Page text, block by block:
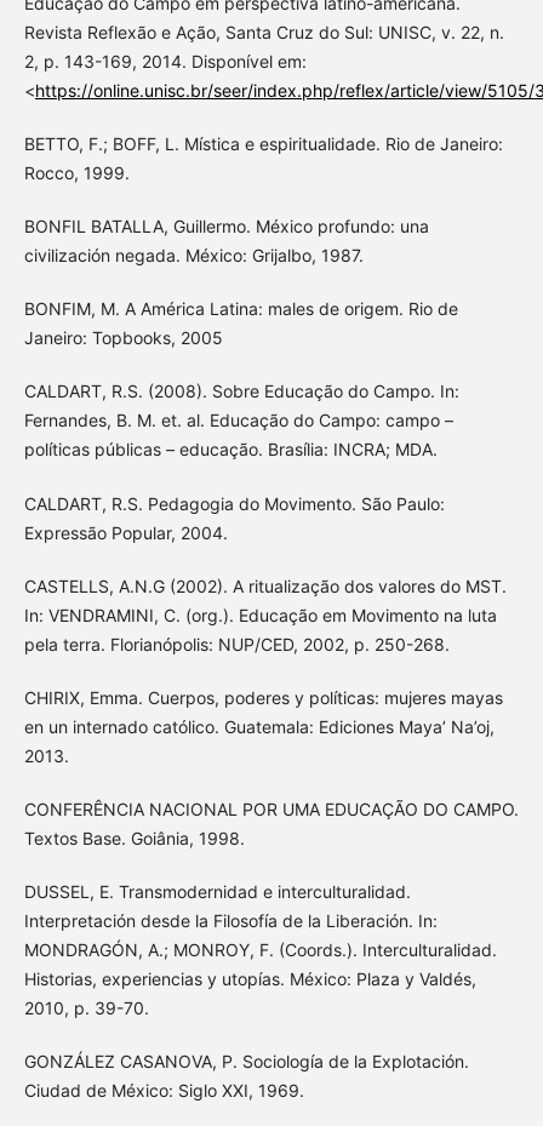
Revista Reflexão e Ação, Santa Cruz do Sul: UNISC, v. 22, n.
2, p. 143-169, 2014. Disponível em:
<https://online.unisc.br/seer/index.php/reflex/article/view/5105/
BETTO, F.; BOFF, L. Mística e espiritualidade. Rio de Janeiro:
Rocco, 1999.
BONFIL BATALLA, Guillermo. México profundo: una
civilización negada. México: Grijalbo, 1987.
BONFIM, M. A América Latina: males de origem. Rio de
Janeiro: Topbooks, 2005
CALDART, R.S. (2008). Sobre Educação do Campo. In:
Fernandes, B. M. et. al. Educação do Campo: campo –
políticas públicas – educação. Brasília: INCRA; MDA.
CALDART, R.S. Pedagogia do Movimento. São Paulo:
Expressão Popular, 2004.
CASTELLS, A.N.G (2002). A ritualização dos valores do MST.
In: VENDRAMINI, C. (org.). Educação em Movimento na luta
pela terra. Florianópolis: NUP/CED, 2002, p. 250-268.
CHIRIX, Emma. Cuerpos, poderes y políticas: mujeres mayas
en un internado católico. Guatemala: Ediciones Maya’ Na’oj,
2013.
CONFERÊNCIA NACIONAL POR UMA EDUCAÇÃO DO CAMPO.
Textos Base. Goiânia, 1998.
DUSSEL, E. Transmodernidad e interculturalidad.
Interpretación desde la Filosofía de la Liberación. In:
MONDRAGÓN, A.; MONROY, F. (Coords.). Interculturalidad.
Historias, experiencias y utopías. México: Plaza y Valdés,
2010, p. 39-70.
GONZÁLEZ CASANOVA, P. Sociología de la Explotación.
Ciudad de México: Siglo XXI, 1969.